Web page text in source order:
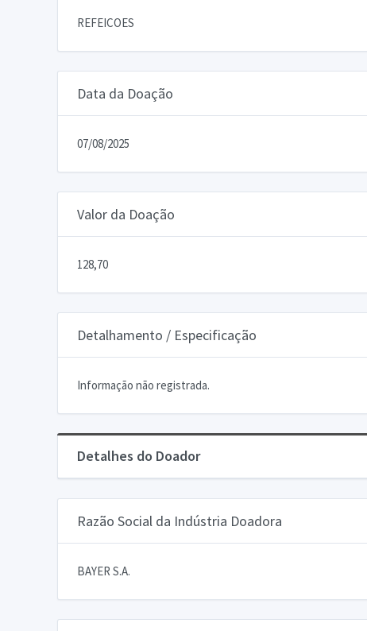
REFEICOES
Data da Doação
07/08/2025
Valor da Doação
128,70
Detalhamento / Especificação
Informação não registrada.
Detalhes do Doador
Razão Social da Indústria Doadora
BAYER S.A.